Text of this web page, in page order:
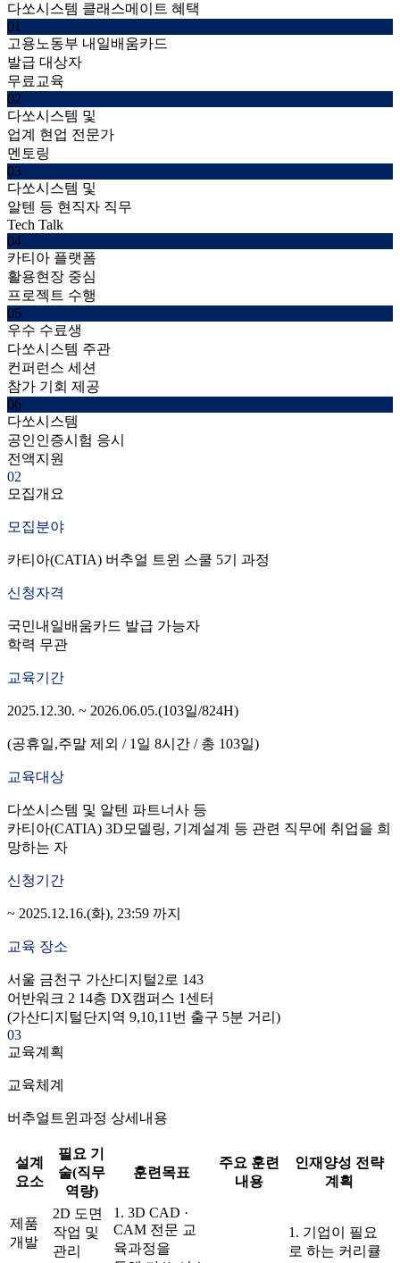
다쏘시스템 클래스메이트 혜택
01
고용노동부 내일배움카드
발급 대상자
무료교육
02
다쏘시스템 및
업계 현업 전문가
멘토링
03
다쏘시스템 및
알텐 등 현직자 직무
Tech Talk
04
카티아 플랫폼
활용현장 중심
프로젝트 수행
05
우수 수료생
다쏘시스템 주관
컨퍼런스 세션
참가 기회 제공
06
다쏘시스템
공인인증시험 응시
전액지원
02
모집개요
모집분야
카티아(CATIA) 버추얼 트윈 스쿨 5기 과정
신청자격
국민내일배움카드 발급 가능자
학력 무관
교육기간
2025.12.30. ~ 2026.06.05.(103일/824H)
(공휴일,주말 제외 / 1일 8시간 / 총 103일)
교육대상
다쏘시스템 및 알텐 파트너사 등
카티아(CATIA) 3D모델링, 기계설계 등 관련 직무에 취업을 희
망하는 자
신청기간
~ 2025.12.16.(화), 23:59 까지
교육 장소
서울 금천구 가산디지털2로 143
어반워크 2 14층 DX캠퍼스 1센터
(가산디지털단지역 9,10,11번 출구 5분 거리)
03
교육계획
교육체계
버추얼트윈과정 상세내용
설계
요소
필요 기
술(직무
역량)
훈련목표
주요 훈련
내용
인재양성 전략
계획
제품
개발
2D 도면
작업 및
관리
1. 3D CAD ·
CAM 전문 교
육과정을
1. 기업이 필요
로 하는 커리큘